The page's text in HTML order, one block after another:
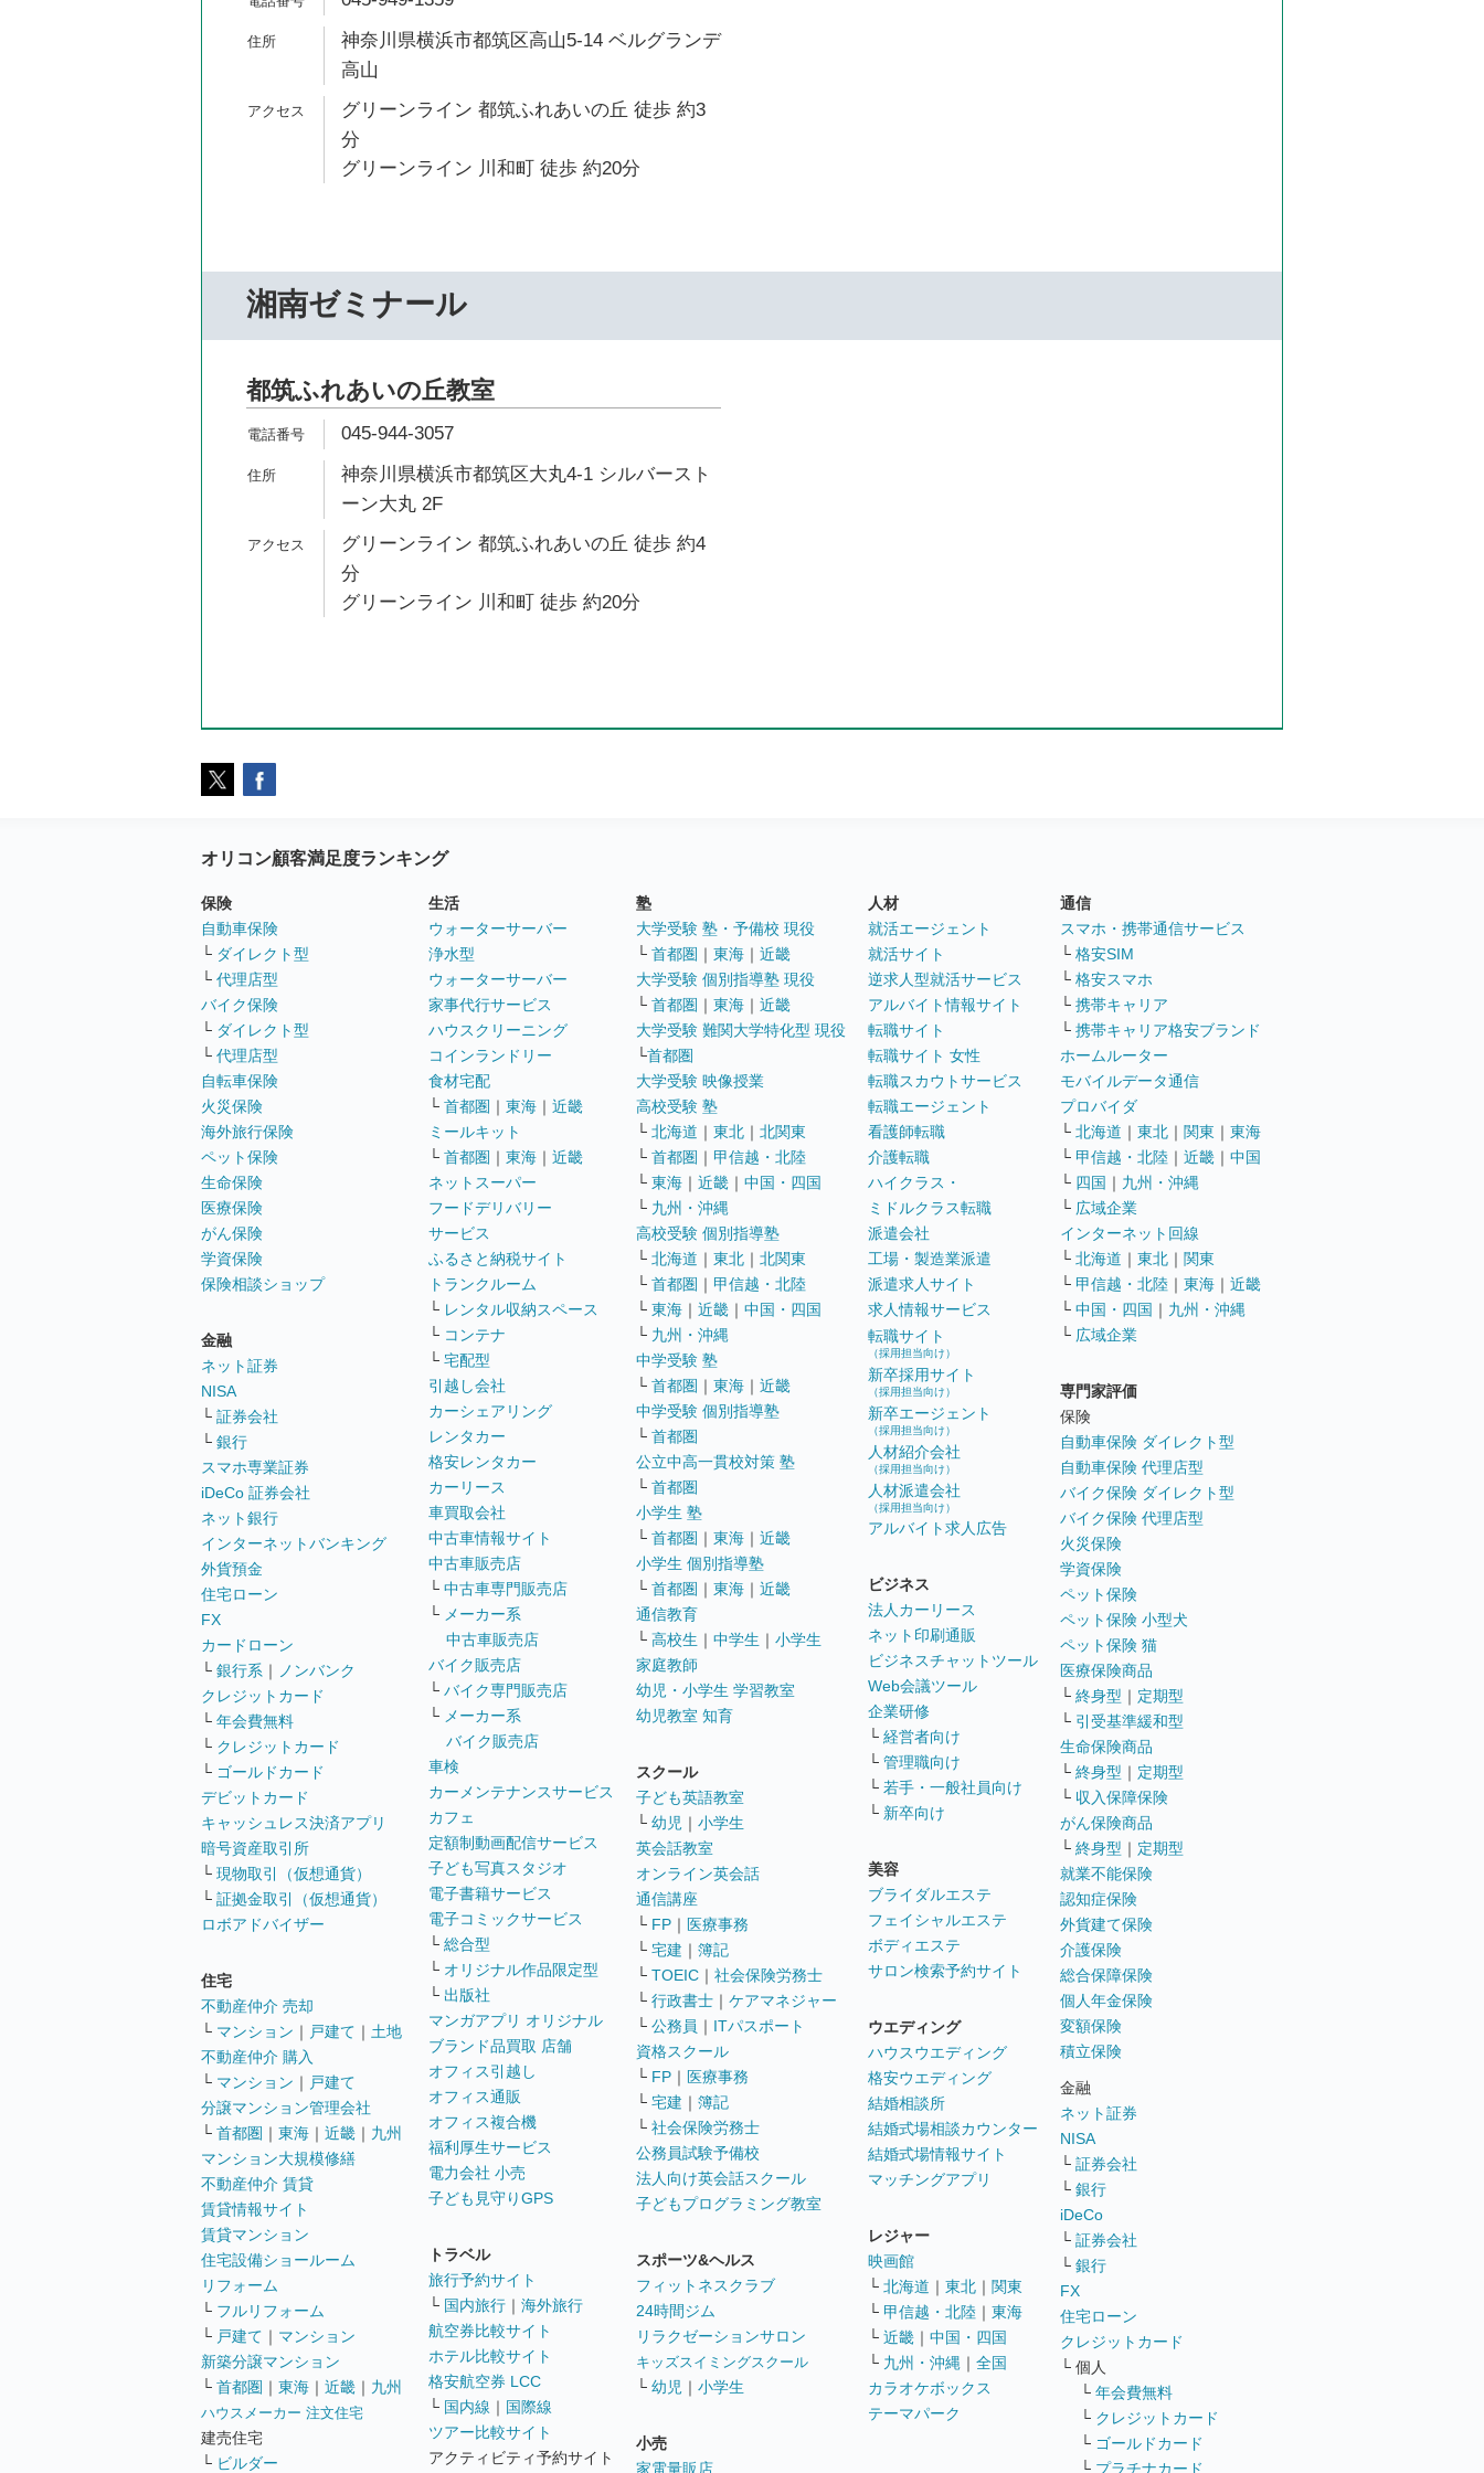
神奈川県横浜市都筑区高山5-14 ベルグランデ
高山
グリーンライン 都筑ふれあいの丘 徒歩 約3
分
グリーンライン 川和町 徒歩 約20分
湘南ゼミナール
都筑ふれあいの丘教室
045-944-3057
神奈川県横浜市都筑区大丸4-1 シルバースト
ーン大丸 2F
グリーンライン 都筑ふれあいの丘 徒歩 約4
分
グリーンライン 川和町 徒歩 約20分
オリコン顧客満足度ランキング
保険
自動車保険
└ ダイレクト型
└ 代理店型
バイク保険
└ ダイレクト型
└ 代理店型
自転車保険
火災保険
海外旅行保険
ペット保険
生命保険
医療保険
がん保険
学資保険
保険相談ショップ
金融
ネット証券
NISA
└ 証券会社
└ 銀行
スマホ専業証券
iDeCo 証券会社
ネット銀行
インターネットバンキング
外貨預金
住宅ローン
FX
カードローン
└ 銀行系 ｜
ノンバンク
クレジットカード
└ 年会費無料
└ クレジットカード
└ ゴールドカード
デビットカード
キャッシュレス決済アプリ
暗号資産取引所
└ 現物取引（仮想通貨）
└ 証拠金取引（仮想通貨）
ロボアドバイザー
住宅
不動産仲介 売却
└ マンション ｜ 戸建て ｜ 土地
不動産仲介 購入
└ マンション ｜ 戸建て
分譲マンション管理会社
└ 首都圏 ｜ 東海 ｜ 近畿 ｜ 九州
マンション大規模修繕
不動産仲介 賃貸
賃貸情報サイト
賃貸マンション
住宅設備ショールーム
リフォーム
└ フルリフォーム
└ 戸建て ｜ マンション
新築分譲マンション
└ 首都圏 ｜ 東海 ｜ 近畿 ｜ 九州
ハウスメーカー 注文住宅
建売住宅
└ ビルダー
生活
ウォーターサーバー
浄水型
ウォーターサーバー
家事代行サービス
ハウスクリーニング
コインランドリー
食材宅配
└ 首都圏 ｜ 東海 ｜ 近畿
ミールキット
└ 首都圏 ｜ 東海 ｜ 近畿
ネットスーパー
フードデリバリー
サービス
ふるさと納税サイト
トランクルーム
└ レンタル収納スペース
└ コンテナ
└ 宅配型
引越し会社
カーシェアリング
レンタカー
格安レンタカー
カーリース
車買取会社
中古車情報サイト
中古車販売店
└ 中古車専門販売店
└ メーカー系
中古車販売店
バイク販売店
└ バイク専門販売店
└ メーカー系
バイク販売店
車検
カーメンテナンスサービス
カフェ
定額制動画配信サービス
子ども写真スタジオ
電子書籍サービス
電子コミックサービス
└ 総合型
└ オリジナル作品限定型
└ 出版社
マンガアプリ オリジナル
ブランド品買取 店舗
オフィス引越し
オフィス通販
オフィス複合機
福利厚生サービス
電力会社 小売
子ども見守りGPS
トラベル
旅行予約サイト
└ 国内旅行 ｜ 海外旅行
航空券比較サイト
ホテル比較サイト
格安航空券 LCC
└ 国内線 ｜ 国際線
ツアー比較サイト
アクティビティ予約サイト
塾
大学受験 塾・予備校 現役
└ 首都圏 ｜ 東海 ｜ 近畿
大学受験 個別指導塾 現役
└ 首都圏 ｜ 東海 ｜ 近畿
大学受験 難関大学特化型 現役
└首都圏
大学受験 映像授業
高校受験 塾
└ 北海道 ｜ 東北 ｜ 北関東
└ 首都圏 ｜ 甲信越・北陸
└ 東海 ｜ 近畿 ｜ 中国・四国
└ 九州・沖縄
高校受験 個別指導塾
└ 北海道 ｜ 東北 ｜ 北関東
└ 首都圏 ｜ 甲信越・北陸
└ 東海 ｜ 近畿 ｜ 中国・四国
└ 九州・沖縄
中学受験 塾
└ 首都圏 ｜ 東海 ｜ 近畿
中学受験 個別指導塾
└ 首都圏
公立中高一貫校対策 塾
└ 首都圏
小学生 塾
└ 首都圏 ｜ 東海 ｜ 近畿
小学生 個別指導塾
└ 首都圏 ｜ 東海 ｜ 近畿
通信教育
└ 高校生 ｜ 中学生 ｜ 小学生
家庭教師
幼児・小学生 学習教室
幼児教室 知育
スクール
子ども英語教室
└ 幼児 ｜ 小学生
英会話教室
オンライン英会話
通信講座
└ FP ｜ 医療事務
└ 宅建 ｜ 簿記
└ TOEIC ｜ 社会保険労務士
└ 行政書士 ｜ ケアマネジャー
└ 公務員 ｜ ITパスポート
資格スクール
└ FP ｜ 医療事務
└ 宅建 ｜ 簿記
└ 社会保険労務士
公務員試験予備校
法人向け英会話スクール
子どもプログラミング教室
スポーツ&ヘルス
フィットネスクラブ
24時間ジム
リラクゼーションサロン
キッズスイミングスクール
└ 幼児 ｜ 小学生
小売
家電量販店
人材
就活エージェント
就活サイト
逆求人型就活サービス
アルバイト情報サイト
転職サイト
転職サイト 女性
転職スカウトサービス
転職エージェント
看護師転職
介護転職
ハイクラス・
ミドルクラス転職
派遣会社
工場・製造業派遣
派遣求人サイト
求人情報サービス
転職サイト
（採用担当向け）
新卒採用サイト
（採用担当向け）
新卒エージェント
（採用担当向け）
人材紹介会社
（採用担当向け）
人材派遣会社
（採用担当向け）
アルバイト求人広告
ビジネス
法人カーリース
ネット印刷通販
ビジネスチャットツール
Web会議ツール
企業研修
└ 経営者向け
└ 管理職向け
└ 若手・一般社員向け
└ 新卒向け
美容
ブライダルエステ
フェイシャルエステ
ボディエステ
サロン検索予約サイト
ウエディング
ハウスウエディング
格安ウエディング
結婚相談所
結婚式場相談カウンター
結婚式場情報サイト
マッチングアプリ
レジャー
映画館
└ 北海道 ｜ 東北 ｜ 関東
└ 甲信越・北陸 ｜ 東海
└ 近畿 ｜ 中国・四国
└ 九州・沖縄 ｜ 全国
カラオケボックス
テーマパーク
通信
スマホ・携帯通信サービス
└ 格安SIM
└ 格安スマホ
└ 携帯キャリア
└ 携帯キャリア格安ブランド
ホームルーター
モバイルデータ通信
プロバイダ
└ 北海道 ｜ 東北 ｜ 関東 ｜ 東海
└ 甲信越・北陸 ｜ 近畿 ｜ 中国
└ 四国 ｜ 九州・沖縄
└ 広域企業
インターネット回線
└ 北海道 ｜ 東北 ｜ 関東
└ 甲信越・北陸 ｜ 東海 ｜ 近畿
└ 中国・四国 ｜ 九州・沖縄
└ 広域企業
専門家評価
保険
自動車保険 ダイレクト型
自動車保険 代理店型
バイク保険 ダイレクト型
バイク保険 代理店型
火災保険
学資保険
ペット保険
ペット保険 小型犬
ペット保険 猫
医療保険商品
└ 終身型 ｜ 定期型
└ 引受基準緩和型
生命保険商品
└ 終身型 ｜ 定期型
└ 収入保障保険
がん保険商品
└ 終身型 ｜ 定期型
就業不能保険
認知症保険
外貨建て保険
介護保険
総合保障保険
個人年金保険
変額保険
積立保険
金融
ネット証券
NISA
└ 証券会社
└ 銀行
iDeCo
└ 証券会社
└ 銀行
FX
住宅ローン
クレジットカード
└ 個人
└ 年会費無料
└ クレジットカード
└ ゴールドカード
└ プラチナカード